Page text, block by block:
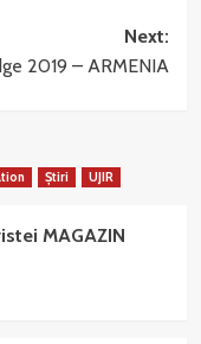
Next:
2019 – ARMENIA
Știri UJIR
MAGAZIN